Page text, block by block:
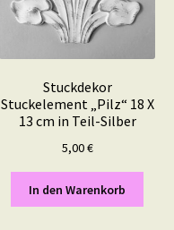
Stuckdekor
Stuckelement „Pilz“ 18 X
13 cm in Teil-Silber
5,00€
In den Warenkorb